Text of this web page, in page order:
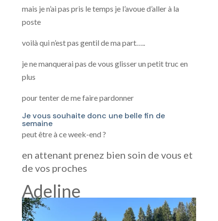
mais je n’ai pas pris le temps je l’avoue d’aller à la
poste
voilà qui n’est pas gentil de ma part…..
je ne manquerai pas de vous glisser un petit truc en
plus
pour tenter de me faire pardonner
Je vous souhaite donc une belle fin de
semaine
peut être à ce week-end ?
en attenant prenez bien soin de vous et
de vos proches
Adeline